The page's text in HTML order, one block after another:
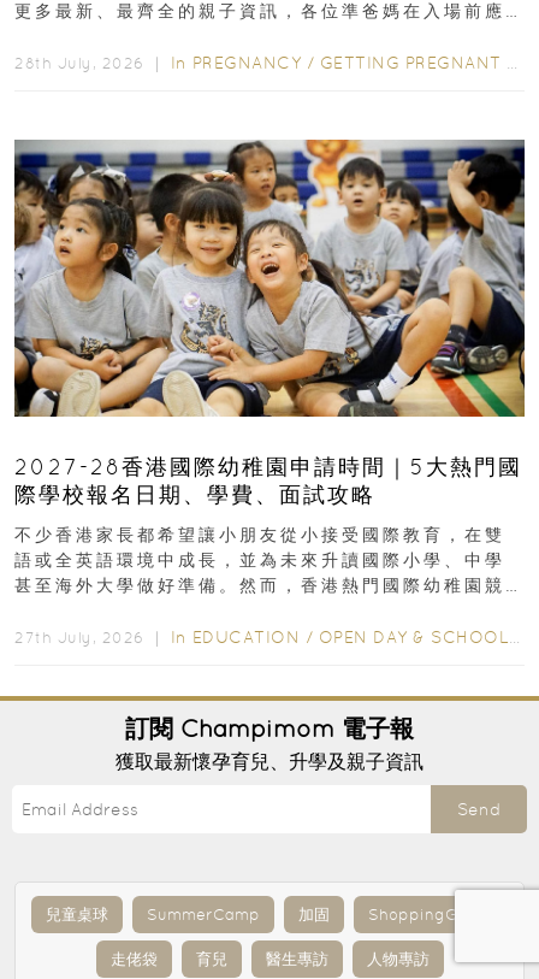
更多最新、最齊全的親子資訊，各位準爸媽在入場前應
28th July, 2026 ｜ In PREGNANCY / GETTING PREGNANT
2027-28香港國際幼稚園申請時間｜5大熱門國
際學校報名日期、學費、面試攻略
不少香港家長都希望讓小朋友從小接受國際教育，在雙
語或全英語環境中成長，並為未來升讀國際小學、中學
甚至海外大學做好準備。然而，香港熱門國際幼稚園競
27th July, 2026 ｜ In EDUCATION / OPEN DAY & SCHOOL EVENTS
訂閱 Champimom 電子報
獲取最新懷孕育兒、升學及親子資訊
Send
兒童桌球 SummerCamp 加固 ShoppingGuide
走佬袋 育兒 醫生專訪 人物專訪